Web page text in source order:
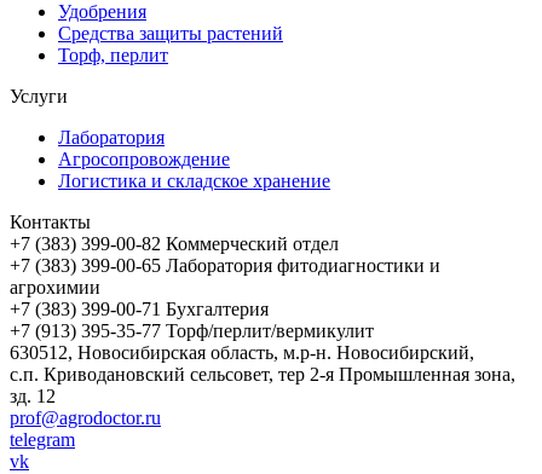
Удобрения
Средства защиты растений
Торф, перлит
Услуги
Лаборатория
Агросопровождение
Логистика и складское хранение
Контакты
+7 (383) 399-00-82 Коммерческий отдел
+7 (383) 399-00-65 Лаборатория фитодиагностики и
агрохимии
+7 (383) 399-00-71 Бухгалтерия
+7 (913) 395-35-77 Торф/перлит/вермикулит
630512, Новосибирская область, м.р-н. Новосибирский,
с.п. Криводановский сельсовет, тер 2-я Промышленная зона,
зд. 12
prof@agrodoctor.ru
telegram
vk